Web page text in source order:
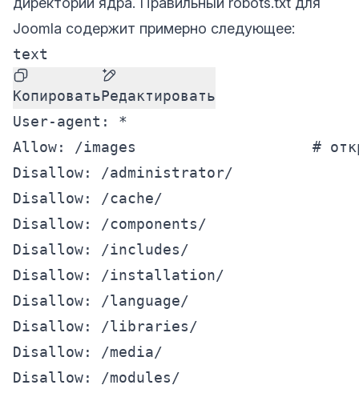
Joomla содержит примерно следующее:
text
КопироватьРедактировать
User-agent: *
Allow: /images                    #
Disallow: /administrator/
Disallow: /cache/
Disallow: /components/
Disallow: /includes/
Disallow: /installation/
Disallow: /language/
Disallow: /libraries/
Disallow: /media/
Disallow: /modules/